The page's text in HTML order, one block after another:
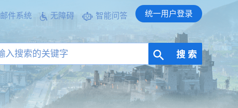
邮件系统 无障碍 智能问答 统一用户登录
搜 索